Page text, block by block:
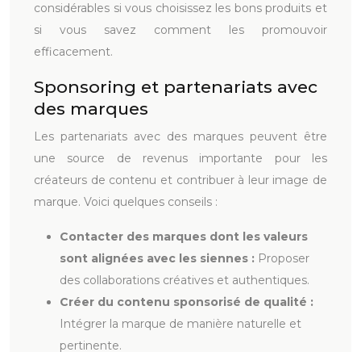
considérables si vous choisissez les bons produits et
si vous savez comment les promouvoir
efficacement.
Sponsoring et partenariats avec
des marques
Les partenariats avec des marques peuvent être
une source de revenus importante pour les
créateurs de contenu et contribuer à leur image de
marque. Voici quelques conseils :
Contacter des marques dont les valeurs
sont alignées avec les siennes : Proposer
des collaborations créatives et authentiques.
Créer du contenu sponsorisé de qualité :
Intégrer la marque de manière naturelle et
pertinente.